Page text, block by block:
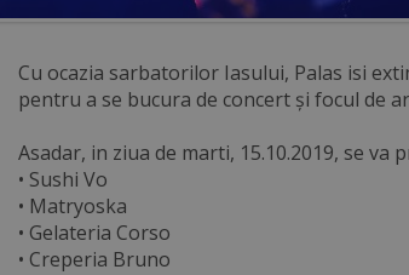
Cu ocazia sarbatorilor Iasului, Palas isi
pentru a se bucura de concert și focul de
Asadar, in ziua de marti, 15.10.2019, se
• Sushi Vo
• Matryoska
• Gelateria Corso
• Creperia Bruno